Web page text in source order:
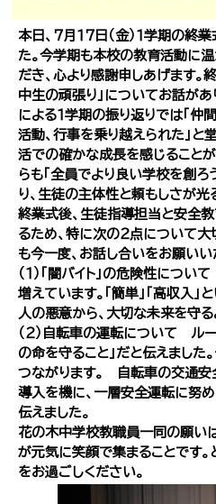
本日、７月１７日（金）１学期の終
た。今学期も本校の教育活動に
だき、心より感謝申しあげます。
中生の頑張り」についてお話が
による１学期の振り返りでは「仲
活動、行事を乗り越えられた」
活での確かな成長を感じること
らも「全員でより良い学校を創ろ
り、生徒の主体性と頼もしさが光
終業式後、生徒指導担当と安全
るため、特に次の２点について
も今一度、お話し合いをお願いい
（１）「闇バイト」の危険性につ
増えています。「簡単」「高収入
人の悪意から、大切な未来を守る
（２）自転車の運転について ル
の命を守ること」だと伝えました
つながります。 自転車の交通安
導入を機に、一層安全運転に努
伝えました。
花の木中学校教職員一同の願い
が元気に笑顔で集まることです
をお過ごしください。